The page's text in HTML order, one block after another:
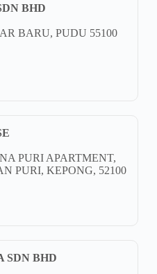
BHD
BARU, PUDU 55100
PURI APARTMENT,
PURI, KEPONG, 52100
SDN BHD